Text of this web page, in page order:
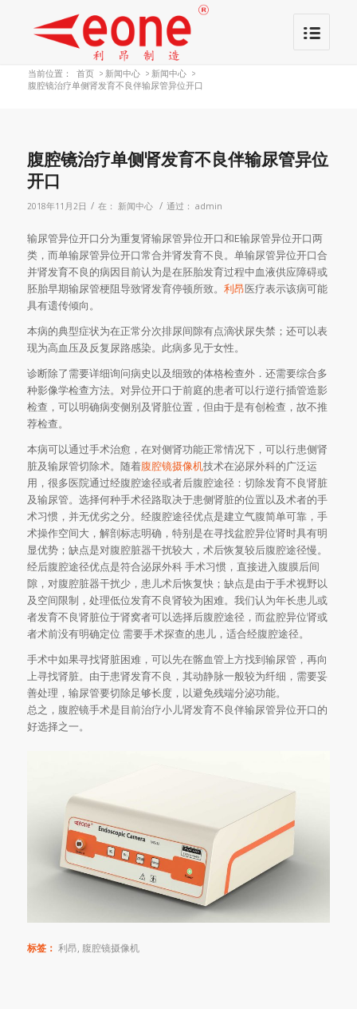
当前位置： 首页 > 新闻中心 > 新闻中心 >
腹腔镜治疗单侧肾发育不良伴输尿管异位开口
腹腔镜治疗单侧肾发育不良伴输尿管异位
开口
2018年11月2日 / 在： 新闻中心 / 通过： admin
输尿管异位开口分为重复肾输尿管异位开口和E输尿管异位开口两
类，而单输尿管异位开口常合并肾发育不良。单输尿管异位开口合
并肾发育不良的病因目前认为是在胚胎发育过程中血液供应障碍或
胚胎早期输尿管梗阻导致肾发育停顿所致。 利昂医疗表示该病可能
具有遗传倾向。
本病的典型症状为在正常分次排尿间隙有点滴状尿失禁；还可以表
现为高血压及反复尿路感染。此病多见于女性。
诊断除了需要详细询问病史以及细致的体格检查外．还需要综合多
种影像学检查方法。对异位开口于前庭的患者可以行逆行插管造影
检查，可以明确病变侧别及肾脏位置，但由于是有创检查，故不推
荐检查。
本病可以通过手术治愈，在对侧肾功能正常情况下，可以行患侧肾
脏及输尿管切除术。随着腹腔镜摄像机技术在泌尿外科的广泛运
用，很多医院通过经腹腔途径或者后腹腔途径：切除发育不良肾脏
及输尿管。选择何种手术径路取决于患侧肾脏的位置以及术者的手
术习惯，并无优劣之分。经腹腔途径优点是建立气腹简单可靠，手
术操作空间大，解剖标志明确，特别是在寻找盆腔异位肾时具有明
显优势；缺点是对腹腔脏器干扰较大，术后恢复较后腹腔途径慢。
经后腹腔途径优点是符合泌尿外科 手术习惯，直接进入腹膜后间
隙，对腹腔脏器干扰少，患儿术后恢复快；缺点是由于手术视野以
及空间限制，处理低位发育不良肾较为困难。我们认为年长患儿或
者发育不良肾脏位于肾窝者可以选择后腹腔途径，而盆腔异位肾或
者术前没有明确定位 需要手术探查的患儿，适合经腹腔途径。
手术中如果寻找肾脏困难，可以先在髂血管上方找到输尿管，再向
上寻找肾脏。由于患肾发育不良，其动静脉一般较为纤细，需要妥
善处理，输尿管要切除足够长度，以避免残端分泌功能。
总之，腹腔镜手术是目前治疗小儿肾发育不良伴输尿管异位开口的
好选择之一。
标签： 利昂 腹腔镜摄像机